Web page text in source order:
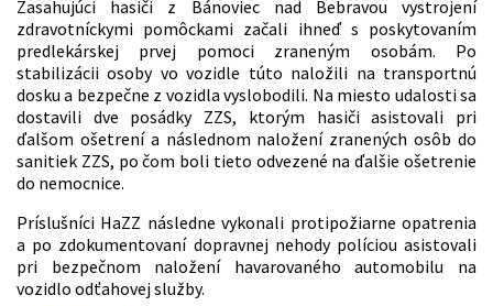
Zasahujúci hasiči z Bánoviec nad Bebravou vystrojení
zdravotníckymi pomôckami začali ihneď s poskytovaním
predlekárskej prvej pomoci zraneným osobám. Po
stabilizácii osoby vo vozidle túto naložili na transportnú
dosku a bezpečne z vozidla vyslobodili. Na miesto udalosti sa
dostavili dve posádky ZZS, ktorým hasiči asistovali pri
ďalšom ošetrení a následnom naložení zranených osôb do
sanitiek ZZS, po čom boli tieto odvezené na ďalšie ošetrenie
do nemocnice.
Príslušníci HaZZ následne vykonali protipožiarne opatrenia
a po zdokumentovaní dopravnej nehody políciou asistovali
pri bezpečnom naložení havarovaného automobilu na
vozidlo odťahovej služby.